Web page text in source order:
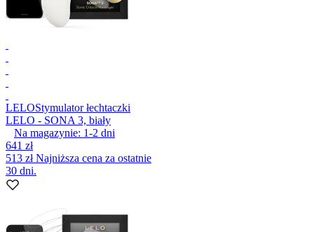
LELOStymulator łechtaczki
LELO - SONA 3, biały
Na magazynie: 1-2 dni
641 zł
513 złNajniższa cena za ostatnie
30 dni.